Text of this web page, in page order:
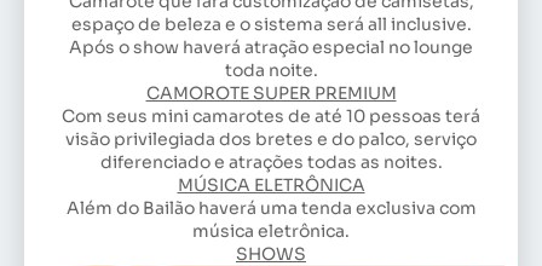
espaço de beleza e o sistema será all inclusive.
Após o show haverá atração especial no lounge
toda noite.
CAMOROTE SUPER PREMIUM
Com seus mini camarotes de até 10 pessoas terá
visão privilegiada dos bretes e do palco, serviço
diferenciado e atrações todas as noites.
MÚSICA ELETRÔNICA
Além do Bailão haverá uma tenda exclusiva com
música eletrônica.
SHOWS